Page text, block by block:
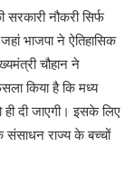
नौकरी सिर्फ
भाजपा ने ऐतिहासिक
चौहान ने
किया है कि मध्य
दी जाएगी। इसके लिए
राज्य के बच्चों